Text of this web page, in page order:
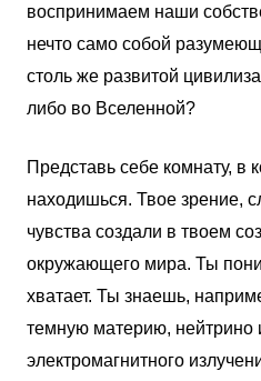
воспринимаем наши
нечто само собой
столь же развитой
либо во Вселенной?
Представь себе комнату, в
находишься. Твое зрение,
чувства создали в твоем
окружающего мира. Ты
хватает. Ты знаешь,
темную материю, нейтрино
электромагнитного